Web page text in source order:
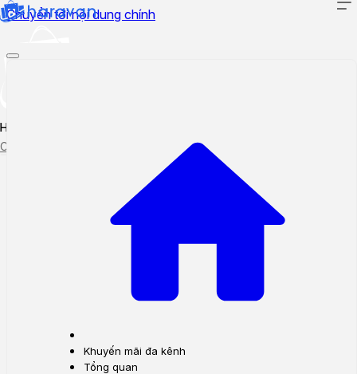
Chuyển tới nội dung chính
Hướng dẫn sử dụng
Cập nhật tính năng mới
Theo dõi ticket
Khuyến mãi đa kênh
Tổng quan